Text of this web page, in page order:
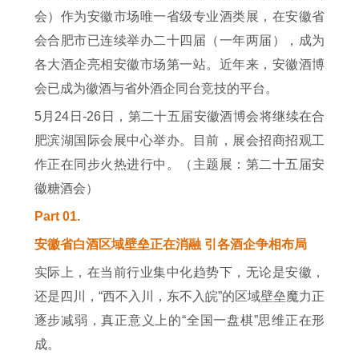
会）作为安徽市场唯一省级专业酒类展，在安徽省
会合肥市已连续举办二十四届（一年两届），成为
各大酒企亮相安徽市场第一站。近年来，安徽酒博
会已成为徽酒与省外酒企同台竞技的平台。
5月24日-26日，第二十五届安徽酒博会将继续在合
肥滨湖国际会展中心举办。目前，展会招商招观工
作正在同步火热进行中。（主题展：第二十五届安
徽糖酒会）
Part 01.
安徽省白酒区域壁垒正在消融 引各酒企争相布局
实际上，在当前行业集中化趋势下，无论是安徽，
还是四川，“西不入川，东不入皖”的区域壁垒魔力正
逐步减弱，真正意义上的“全国一盘棋”思维正在形
成。